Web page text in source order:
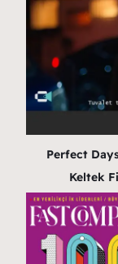
Perfect
Keltek